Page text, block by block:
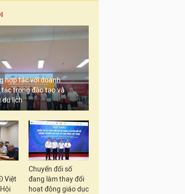
hợp tác với doanh
tác trong đào tạo và
du lịch
Việt
Chuyển đổi số
đang làm thay đổi
hoạt động giáo dục